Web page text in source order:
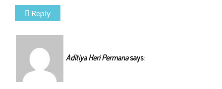
Reply
Aditiya Heri Permanasays: